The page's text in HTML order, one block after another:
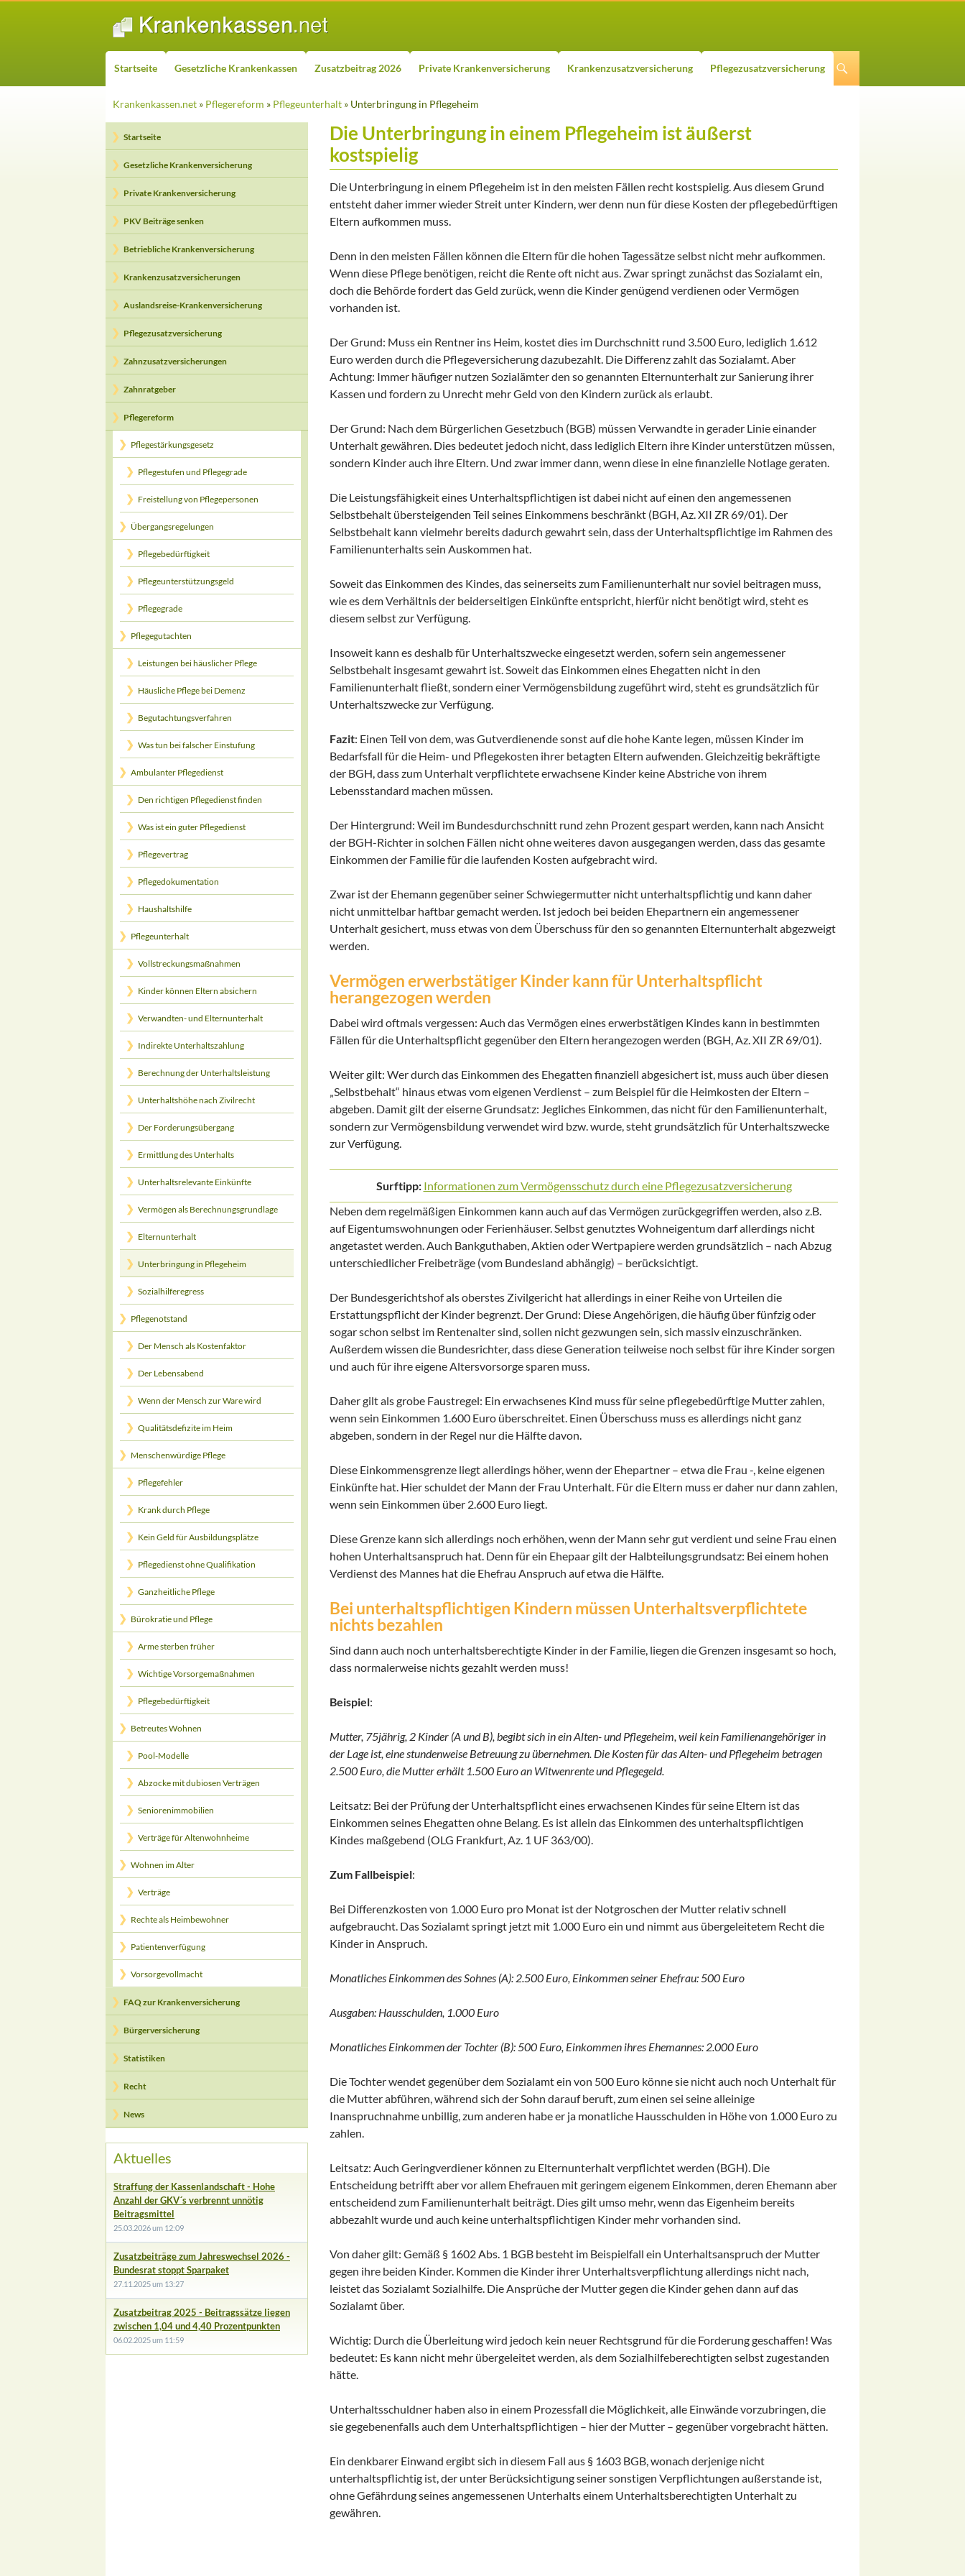
ZUM INHALT SPRINGEN
Startseite Gesetzliche Krankenkassen Zusatzbeitrag 2026 Private Krankenversicherung Krankenzusatzversicherung Pflegezusatzversicherung
Krankenkassen.net » Pflegereform » Pflegeunterhalt » Unterbringung in Pflegeheim
Die Unterbringung in einem Pflegeheim ist äußerst
kostspielig
Die Unterbringung in einem Pflegeheim ist in den meisten Fällen recht kostspielig. Aus diesem Grund
entsteht daher immer wieder Streit unter Kindern, wer denn nun für diese Kosten der pflegebedürftigen
Eltern aufkommen muss.
Denn in den meisten Fällen können die Eltern für die hohen Tagessätze selbst nicht mehr aufkommen.
Wenn diese Pflege benötigen, reicht die Rente oft nicht aus. Zwar springt zunächst das Sozialamt ein,
doch die Behörde fordert das Geld zurück, wenn die Kinder genügend verdienen oder Vermögen
vorhanden ist.
Der Grund: Muss ein Rentner ins Heim, kostet dies im Durchschnitt rund 3.500 Euro, lediglich 1.612
Euro werden durch die Pflegeversicherung dazubezahlt. Die Differenz zahlt das Sozialamt. Aber
Achtung: Immer häufiger nutzen Sozialämter den so genannten Elternunterhalt zur Sanierung ihrer
Kassen und fordern zu Unrecht mehr Geld von den Kindern zurück als erlaubt.
Der Grund: Nach dem Bürgerlichen Gesetzbuch (BGB) müssen Verwandte in gerader Linie einander
Unterhalt gewähren. Dies bedeutet jedoch nicht, dass lediglich Eltern ihre Kinder unterstützen müssen,
sondern Kinder auch ihre Eltern. Und zwar immer dann, wenn diese in eine finanzielle Notlage geraten.
Die Leistungsfähigkeit eines Unterhaltspflichtigen ist dabei nicht auf einen den angemessenen
Selbstbehalt übersteigenden Teil seines Einkommens beschränkt (BGH, Az. XII ZR 69/01). Der
Selbstbehalt kann vielmehr bereits dadurch gewahrt sein, dass der Unterhaltspflichtige im Rahmen des
Familienunterhalts sein Auskommen hat.
Soweit das Einkommen des Kindes, das seinerseits zum Familienunterhalt nur soviel beitragen muss,
wie es dem Verhältnis der beiderseitigen Einkünfte entspricht, hierfür nicht benötigt wird, steht es
diesem selbst zur Verfügung.
Insoweit kann es deshalb für Unterhaltszwecke eingesetzt werden, sofern sein angemessener
Selbstbehalt insgesamt gewahrt ist. Soweit das Einkommen eines Ehegatten nicht in den
Familienunterhalt fließt, sondern einer Vermögensbildung zugeführt wird, steht es grundsätzlich für
Unterhaltszwecke zur Verfügung.
Fazit: Einen Teil von dem, was Gutverdienende sonst auf die hohe Kante legen, müssen Kinder im
Bedarfsfall für die Heim- und Pflegekosten ihrer betagten Eltern aufwenden. Gleichzeitig bekräftigte
der BGH, dass zum Unterhalt verpflichtete erwachsene Kinder keine Abstriche von ihrem
Lebensstandard machen müssen.
Der Hintergrund: Weil im Bundesdurchschnitt rund zehn Prozent gespart werden, kann nach Ansicht
der BGH-Richter in solchen Fällen nicht ohne weiteres davon ausgegangen werden, dass das gesamte
Einkommen der Familie für die laufenden Kosten aufgebracht wird.
Zwar ist der Ehemann gegenüber seiner Schwiegermutter nicht unterhaltspflichtig und kann daher
nicht unmittelbar haftbar gemacht werden. Ist jedoch bei beiden Ehepartnern ein angemessener
Unterhalt gesichert, muss etwas von dem Überschuss für den so genannten Elternunterhalt abgezweigt
werden.
Vermögen erwerbstätiger Kinder kann für Unterhaltspflicht
herangezogen werden
Dabei wird oftmals vergessen: Auch das Vermögen eines erwerbstätigen Kindes kann in bestimmten
Fällen für die Unterhaltspflicht gegenüber den Eltern herangezogen werden (BGH, Az. XII ZR 69/01).
Weiter gilt: Wer durch das Einkommen des Ehegatten finanziell abgesichert ist, muss auch über diesen
„Selbstbehalt“ hinaus etwas vom eigenen Verdienst – zum Beispiel für die Heimkosten der Eltern –
abgeben. Damit gilt der eiserne Grundsatz: Jegliches Einkommen, das nicht für den Familienunterhalt,
sondern zur Vermögensbildung verwendet wird bzw. wurde, steht grundsätzlich für Unterhaltszwecke
zur Verfügung.
Surftipp: Informationen zum Vermögensschutz durch eine Pflegezusatzversicherung
Neben dem regelmäßigen Einkommen kann auch auf das Vermögen zurückgegriffen werden, also z.B.
auf Eigentumswohnungen oder Ferienhäuser. Selbst genutztes Wohneigentum darf allerdings nicht
angetastet werden. Auch Bankguthaben, Aktien oder Wertpapiere werden grundsätzlich – nach Abzug
unterschiedlicher Freibeträge (vom Bundesland abhängig) – berücksichtigt.
Der Bundesgerichtshof als oberstes Zivilgericht hat allerdings in einer Reihe von Urteilen die
Erstattungspflicht der Kinder begrenzt. Der Grund: Diese Angehörigen, die häufig über fünfzig oder
sogar schon selbst im Rentenalter sind, sollen nicht gezwungen sein, sich massiv einzuschränken.
Außerdem wissen die Bundesrichter, dass diese Generation teilweise noch selbst für ihre Kinder sorgen
und auch für ihre eigene Altersvorsorge sparen muss.
Daher gilt als grobe Faustregel: Ein erwachsenes Kind muss für seine pflegebedürftige Mutter zahlen,
wenn sein Einkommen 1.600 Euro überschreitet. Einen Überschuss muss es allerdings nicht ganz
abgeben, sondern in der Regel nur die Hälfte davon.
Diese Einkommensgrenze liegt allerdings höher, wenn der Ehepartner – etwa die Frau -, keine eigenen
Einkünfte hat. Hier schuldet der Mann der Frau Unterhalt. Für die Eltern muss er daher nur dann zahlen,
wenn sein Einkommen über 2.600 Euro liegt.
Diese Grenze kann sich allerdings noch erhöhen, wenn der Mann sehr gut verdient und seine Frau einen
hohen Unterhaltsanspruch hat. Denn für ein Ehepaar gilt der Halbteilungsgrundsatz: Bei einem hohen
Verdienst des Mannes hat die Ehefrau Anspruch auf etwa die Hälfte.
Bei unterhaltspflichtigen Kindern müssen Unterhaltsverpflichtete
nichts bezahlen
Sind dann auch noch unterhaltsberechtigte Kinder in der Familie, liegen die Grenzen insgesamt so hoch,
dass normalerweise nichts gezahlt werden muss!
Beispiel:
Mutter, 75jährig, 2 Kinder (A und B), begibt sich in ein Alten- und Pflegeheim, weil kein Familienangehöriger in
der Lage ist, eine stundenweise Betreuung zu übernehmen. Die Kosten für das Alten- und Pflegeheim betragen
2.500 Euro, die Mutter erhält 1.500 Euro an Witwenrente und Pflegegeld.
Leitsatz: Bei der Prüfung der Unterhaltspflicht eines erwachsenen Kindes für seine Eltern ist das
Einkommen seines Ehegatten ohne Belang. Es ist allein das Einkommen des unterhaltspflichtigen
Kindes maßgebend (OLG Frankfurt, Az. 1 UF 363/00).
Zum Fallbeispiel:
Bei Differenzkosten von 1.000 Euro pro Monat ist der Notgroschen der Mutter relativ schnell
aufgebraucht. Das Sozialamt springt jetzt mit 1.000 Euro ein und nimmt aus übergeleitetem Recht die
Kinder in Anspruch.
Monatliches Einkommen des Sohnes (A): 2.500 Euro, Einkommen seiner Ehefrau: 500 Euro
Ausgaben: Hausschulden, 1.000 Euro
Monatliches Einkommen der Tochter (B): 500 Euro, Einkommen ihres Ehemannes: 2.000 Euro
Die Tochter wendet gegenüber dem Sozialamt ein von 500 Euro könne sie nicht auch noch Unterhalt für
die Mutter abführen, während sich der Sohn darauf beruft, zum einen sei seine alleinige
Inanspruchnahme unbillig, zum anderen habe er ja monatliche Hausschulden in Höhe von 1.000 Euro zu
zahlen.
Leitsatz: Auch Geringverdiener können zu Elternunterhalt verpflichtet werden (BGH). Die
Entscheidung betrifft aber vor allem Ehefrauen mit geringem eigenem Einkommen, deren Ehemann aber
entscheidend zum Familienunterhalt beiträgt. Dies gilt umso mehr, wenn das Eigenheim bereits
abbezahlt wurde und auch keine unterhaltspflichtigen Kinder mehr vorhanden sind.
Von daher gilt: Gemäß § 1602 Abs. 1 BGB besteht im Beispielfall ein Unterhaltsanspruch der Mutter
gegen ihre beiden Kinder. Kommen die Kinder ihrer Unterhaltsverpflichtung allerdings nicht nach,
leistet das Sozialamt Sozialhilfe. Die Ansprüche der Mutter gegen die Kinder gehen dann auf das
Sozialamt über.
Wichtig: Durch die Überleitung wird jedoch kein neuer Rechtsgrund für die Forderung geschaffen! Was
bedeutet: Es kann nicht mehr übergeleitet werden, als dem Sozialhilfeberechtigten selbst zugestanden
hätte.
Unterhaltsschuldner haben also in einem Prozessfall die Möglichkeit, alle Einwände vorzubringen, die
sie gegebenenfalls auch dem Unterhaltspflichtigen – hier der Mutter – gegenüber vorgebracht hätten.
Ein denkbarer Einwand ergibt sich in diesem Fall aus § 1603 BGB, wonach derjenige nicht
unterhaltspflichtig ist, der unter Berücksichtigung seiner sonstigen Verpflichtungen außerstande ist,
ohne Gefährdung seines angemessenen Unterhalts einem Unterhaltsberechtigten Unterhalt zu
gewähren.
Startseite
Gesetzliche Krankenversicherung
Private Krankenversicherung
PKV Beiträge senken
Betriebliche Krankenversicherung
Krankenzusatzversicherungen
Auslandsreise-Krankenversicherung
Pflegezusatzversicherung
Zahnzusatzversicherungen
Zahnratgeber
Pflegereform
Pflegestärkungsgesetz
Pflegestufen und Pflegegrade
Freistellung von Pflegepersonen
Übergangsregelungen
Pflegebedürftigkeit
Pflegeunterstützungsgeld
Pflegegrade
Pflegegutachten
Leistungen bei häuslicher Pflege
Häusliche Pflege bei Demenz
Begutachtungsverfahren
Was tun bei falscher Einstufung
Ambulanter Pflegedienst
Den richtigen Pflegedienst finden
Was ist ein guter Pflegedienst
Pflegevertrag
Pflegedokumentation
Haushaltshilfe
Pflegeunterhalt
Vollstreckungsmaßnahmen
Kinder können Eltern absichern
Verwandten- und Elternunterhalt
Indirekte Unterhaltszahlung
Berechnung der Unterhaltsleistung
Unterhaltshöhe nach Zivilrecht
Der Forderungsübergang
Ermittlung des Unterhalts
Unterhaltsrelevante Einkünfte
Vermögen als Berechnungsgrundlage
Elternunterhalt
Unterbringung in Pflegeheim
Sozialhilferegress
Pflegenotstand
Der Mensch als Kostenfaktor
Der Lebensabend
Wenn der Mensch zur Ware wird
Qualitätsdefizite im Heim
Menschenwürdige Pflege
Pflegefehler
Krank durch Pflege
Kein Geld für Ausbildungsplätze
Pflegedienst ohne Qualifikation
Ganzheitliche Pflege
Bürokratie und Pflege
Arme sterben früher
Wichtige Vorsorgemaßnahmen
Pflegebedürftigkeit
Betreutes Wohnen
Pool-Modelle
Abzocke mit dubiosen Verträgen
Seniorenimmobilien
Verträge für Altenwohnheime
Wohnen im Alter
Verträge
Rechte als Heimbewohner
Patientenverfügung
Vorsorgevollmacht
FAQ zur Krankenversicherung
Bürgerversicherung
Statistiken
Recht
News
Aktuelles
Straffung der Kassenlandschaft - Hohe
Anzahl der GKV´s verbrennt unnötig
Beitragsmittel
25.03.2026 um 12:09
Zusatzbeiträge zum Jahreswechsel 2026 -
Bundesrat stoppt Sparpaket
27.11.2025 um 13:27
Zusatzbeitrag 2025 - Beitragssätze liegen
zwischen 1,04 und 4,40 Prozentpunkten
06.02.2025 um 11:59